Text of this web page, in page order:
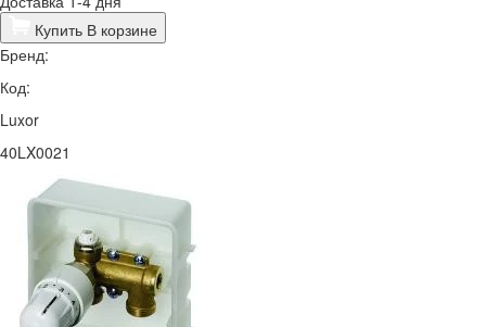
Купить В корзине
Бренд:
Код:
Luxor
40LX0021